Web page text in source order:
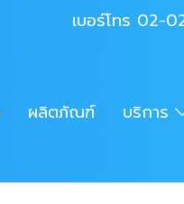
เบอร์โทร 02-
ผลิตภัณฑ์ บริการ